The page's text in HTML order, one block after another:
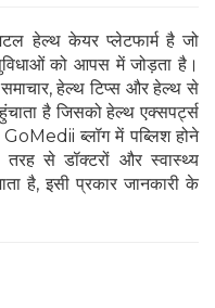
हेल्थ केयर प्लेटफार्म है जो
को आपस में जोड़ता है।
हेल्थ टिप्स और हेल्थ से
है जिसको हेल्थ एक्सपर्ट्स
GoMedii ब्लॉग में पब्लिश होने
से डॉक्टरों और स्वास्थ्य
है, इसी प्रकार जानकारी के